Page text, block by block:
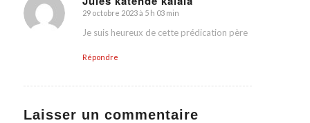
dit
:
29 octobre 2023 à 5 h 03 min
Je suis heureux de cette prédication père
Répondre
Laisser un commentaire